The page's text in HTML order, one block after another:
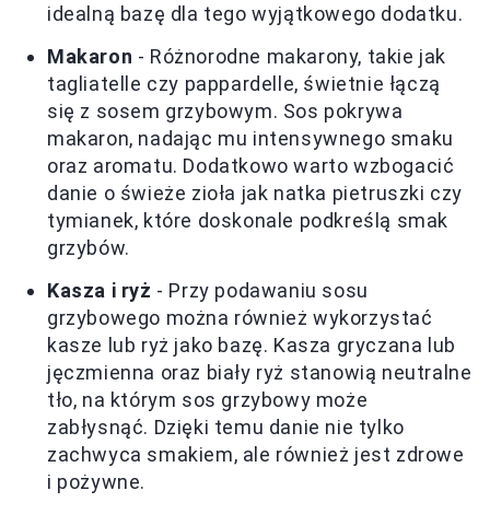
idealną bazę dla tego wyjątkowego dodatku.
Makaron - Różnorodne makarony, takie jak
tagliatelle czy pappardelle, świetnie łączą
się z sosem grzybowym. Sos pokrywa
makaron, nadając mu intensywnego smaku
oraz aromatu. Dodatkowo warto wzbogacić
danie o świeże zioła jak natka pietruszki czy
tymianek, które doskonale podkreślą smak
grzybów.
Kasza i ryż - Przy podawaniu sosu
grzybowego można również wykorzystać
kasze lub ryż jako bazę. Kasza gryczana lub
jęczmienna oraz biały ryż stanowią neutralne
tło, na którym sos grzybowy może
zabłysnąć. Dzięki temu danie nie tylko
zachwyca smakiem, ale również jest zdrowe
i pożywne.